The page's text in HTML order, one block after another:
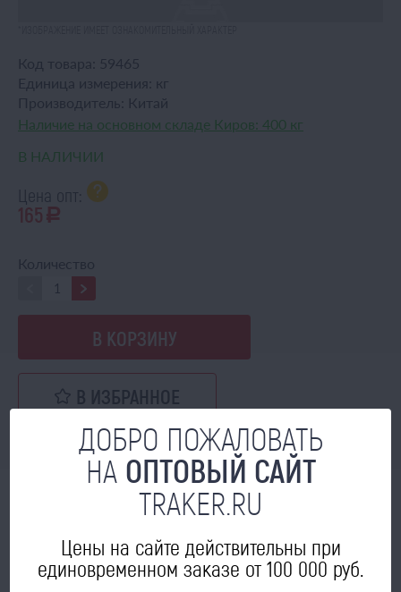
Код товара:
59465
Единица измерения:
кг
Производитель: Китай
Наличие на основном складе Киров: 400 кг
В НАЛИЧИИ
Цена опт:
165 a
Количество
В КОРЗИНУ
В ИЗБРАННОЕ
МОЖЕТ ПРИГОДИТЬСЯ
ДОБРО ПОЖАЛОВАТЬ
НА ОПТОВЫЙ САЙТ
TRAKER.RU
Цены на сайте действительны при
единовременном заказе от 100 000 руб.